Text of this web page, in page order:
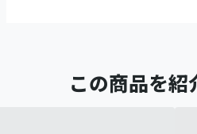
この商品を紹